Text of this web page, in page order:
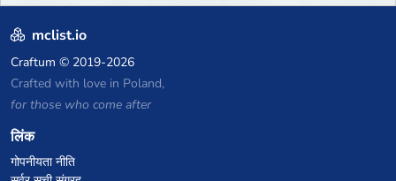
mclist.io
Craftum © 2019-2026
Crafted with love in Poland,
for those who come after
लिंक
गोपनीयता नीति